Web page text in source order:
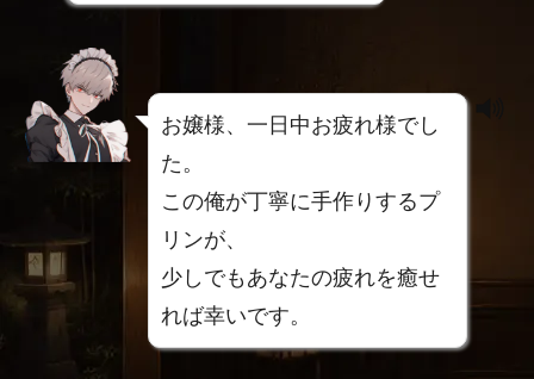
お嬢様、一日中お疲れ様でし
た。
この俺が丁寧に手作りするプ
リンが、
少しでもあなたの疲れを癒せ
れば幸いです。